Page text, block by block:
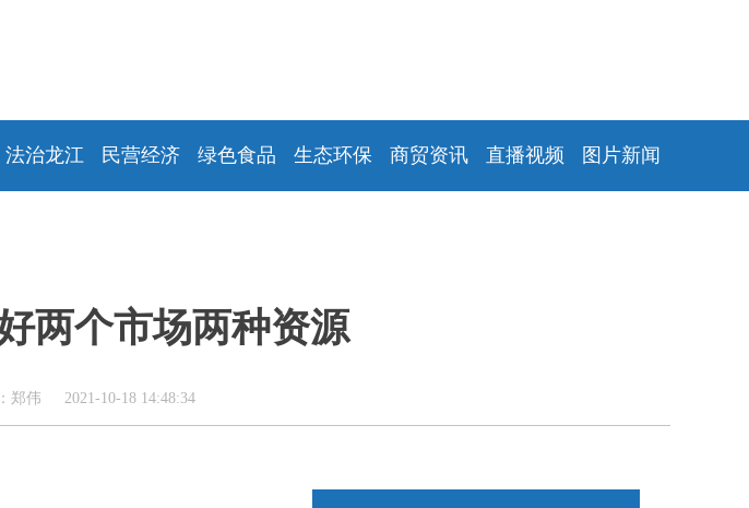
法治龙江 民营经济 绿色食品 生态环保 商贸资讯 直播视频 图片新闻
两个市场两种资源
伟 2021-10-18 14:48:34